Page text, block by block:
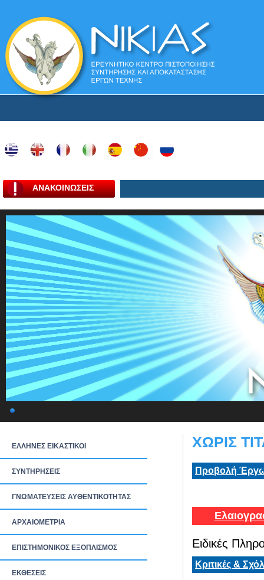
ΑΝΑΚΟΙΝΩΣΕΙΣ
ΕΛΛΗΝΕΣ ΕΙΚΑΣΤΙΚΟΙ
ΣΥΝΤΗΡΗΣΕΙΣ
ΓΝΩΜΑΤΕΥΣΕΙΣ ΑΥΘΕΝΤΙΚΟΤΗΤΑΣ
ΑΡΧΑΙΟΜΕΤΡΙΑ
ΕΠΙΣΤΗΜΟΝΙΚΟΣ ΕΞΟΠΛΙΣΜΟΣ
ΕΚΘΕΣΕΙΣ
ΧΩΡΙΣ
Προβολή
Ειδικές
Κριτικές &